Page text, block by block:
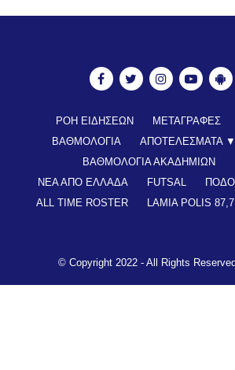
ΡΟΗ ΕΙΔΗΣΕΩΝ ΜΕΤΑΓΡΑΦΕΣ
ΒΑΘΜΟΛΟΓΙΑ
ΑΠΟΤΕΛΕΣΜΑΤΑ ▼
ΒΑΘΜΟΛΟΓΙΑ ΑΚΑΔΗΜΙΩΝ
ΝΕΑ ΑΠΟ ΕΛΛΑΔΑ
FUTSAL
ALL TIME ROSTER
LAMIA POLIS
© Copyright 2022 - All Rights